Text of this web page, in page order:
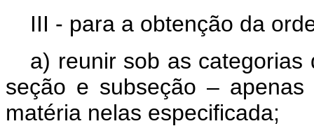
III - para a obtenção da
a) reunir sob as
seção e subseção –
matéria nelas especificada;